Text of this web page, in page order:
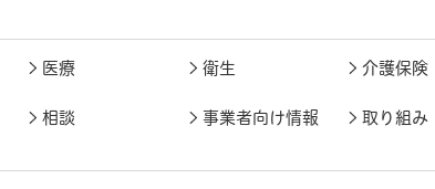
医療 衛生 介護保険
相談 事業者向け情報 取り組み